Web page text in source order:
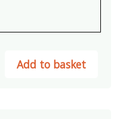
Add to basket